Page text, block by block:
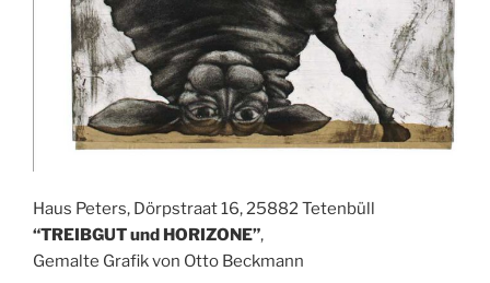
Haus Peters, Dörpstraat 16, 25882 Tetenbüll
“TREIBGUT und HORIZONE”,
Gemalte Grafik von Otto Beckmann